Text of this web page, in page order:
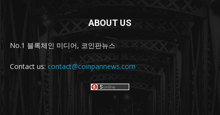
ABOUT US
No.1 블록체인 미디어, 코인판뉴스
Contact us: contact@coinpannews.com